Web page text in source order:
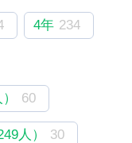
4年 234
60
人） 30